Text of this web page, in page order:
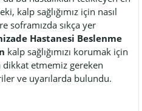
kalp sağlığımız için nasıl
soframızda sıkça yer
Hastanesi Beslenme
kalp sağlığımızı korumak için
dikkat etmemiz gereken
ve uyarılarda bulundu.